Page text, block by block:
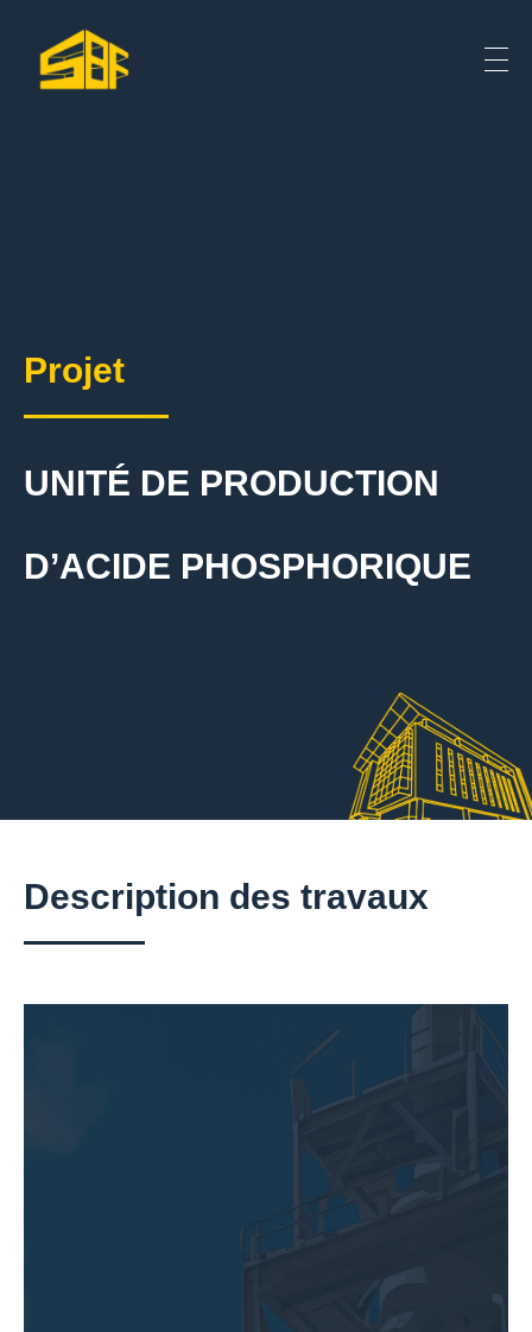
Projet
UNITÉ DE PRODUCTION
D’ACIDE PHOSPHORIQUE
Description des travaux